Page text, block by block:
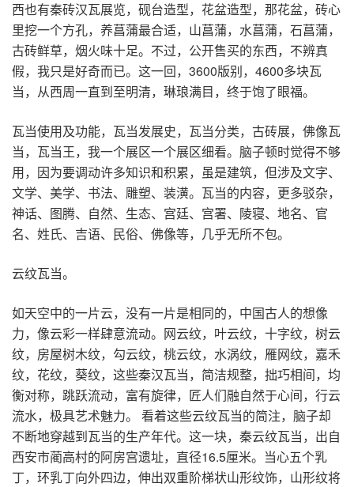
西也有秦砖汉瓦展览，砚台造型，花盆造型，那花盆，砖心
里挖一个方孔，养菖蒲最合适，山菖蒲，水菖蒲，石菖蒲，
古砖鲜草，烟火味十足。不过，公开售买的东西，不辨真
假，我只是好奇而已。这一回，3600版别，4600多块瓦
当，从西周一直到至明清，琳琅满目，终于饱了眼福。
瓦当使用及功能，瓦当发展史，瓦当分类，古砖展，佛像瓦
当，瓦当王，我一个展区一个展区细看。脑子顿时觉得不够
用，因为要调动许多知识和积累，虽是建筑，但涉及文字、
文学、美学、书法、雕塑、装潢。瓦当的内容，更多驳杂，
神话、图腾、自然、生态、宫廷、宫署、陵寝、地名、官
名、姓氏、吉语、民俗、佛像等，几乎无所不包。
云纹瓦当。
如天空中的一片云，没有一片是相同的，中国古人的想像
力，像云彩一样肆意流动。网云纹，叶云纹，十字纹，树云
纹，房屋树木纹，勾云纹，桃云纹，水涡纹，雁网纹，嘉禾
纹，花纹，葵纹，这些秦汉瓦当，简洁规整，拙巧相间，均
衡对称，跳跃流动，富有旋律，匠人们融自然于心间，行云
流水，极具艺术魅力。 看着这些云纹瓦当的简注，脑子却
不断地穿越到瓦当的生产年代。这一块，秦云纹瓦当，出自
西安市蔺高村的阿房宫遗址，直径16.5厘米。当心五个乳
丁，环乳丁向外四边，伸出双重阶梯状山形纹饰，山形纹将